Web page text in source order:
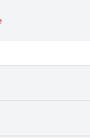
& Geräte